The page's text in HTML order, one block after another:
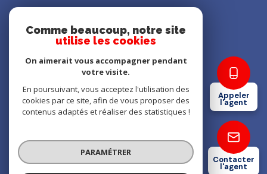
Appeler
l'agent
Contacter
l'agent
Restons connectés
Nos partenaires
Mentions légales
Admin
Comme beaucoup, notre site
utilise les cookies
On aimerait vous accompagner pendant
votre visite.
En poursuivant, vous acceptez l'utilisation des
cookies par ce site, afin de vous proposer des
contenus adaptés et réaliser des statistiques !
PARAMÉTRER